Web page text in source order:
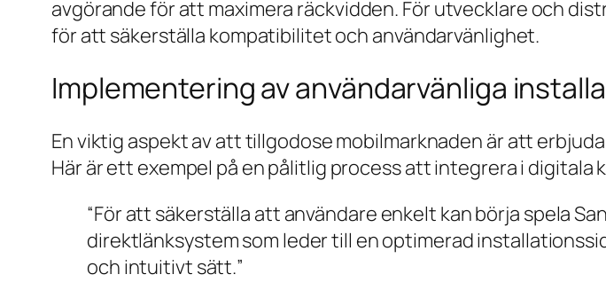
avgörande för att maximera räckvidden. För utvecklare och
för att säkerställa kompatibilitet och användarvänlighet.
Implementering av användarvänliga
En viktig aspekt av att tillgodose mobilmarknaden är att
Här är ett exempel på en pålitlig process att integrera i digitala
“För att säkerställa att användare enkelt kan börja spela
direktlänksystem som leder till en optimerad
och intuitivt sätt.”